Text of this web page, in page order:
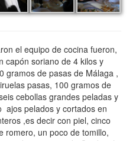
el equipo de cocina fueron,
capón soriano de 4 kilos y
gramos de pasas de Málaga ,
pasas, 100 gramos de
cebollas grandes peladas y
ajos pelados y cortados en
,es decir con piel, cinco
romero, un poco de tomillo,